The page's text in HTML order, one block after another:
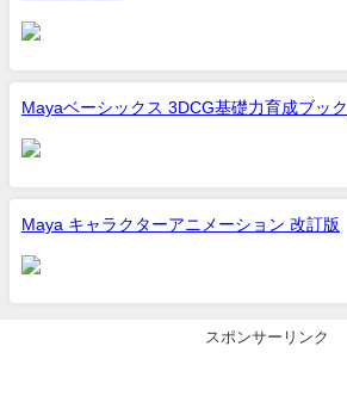
Mayaベーシックス 3DCG基礎力育成ブック
Maya キャラクターアニメーション 改訂版
スポンサーリンク